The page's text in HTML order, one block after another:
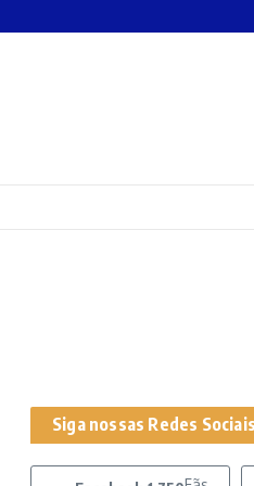
Siga nossas Redes Sociais